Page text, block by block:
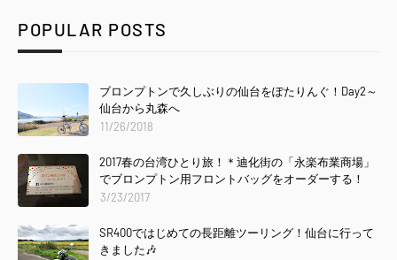
POPULAR POSTS
ブロンプトンで久しぶりの仙台をぽたりんぐ！Day2～
仙台から丸森へ
11/26/2018
2017春の台湾ひとり旅！＊迪化街の「永楽布業商場」
でブロンプトン用フロントバッグをオーダーする！
3/23/2017
SR400ではじめての長距離ツーリング！仙台に行って
きました🎶